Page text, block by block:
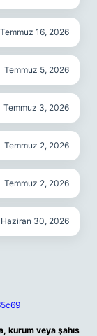
Temmuz 16, 2026
Temmuz 5, 2026
Temmuz 3, 2026
Temmuz 2, 2026
Temmuz 2, 2026
Haziran 30, 2026
kurum veya şahıs